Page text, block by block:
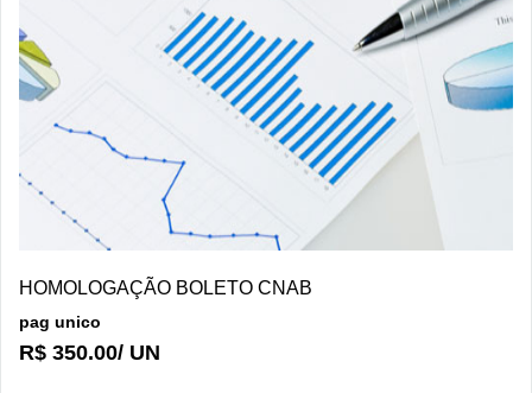
DETALHES/COMPRAR
HOMOLOGAÇÃO BOLETO CNAB
pag unico
R$ 350.00/ UN